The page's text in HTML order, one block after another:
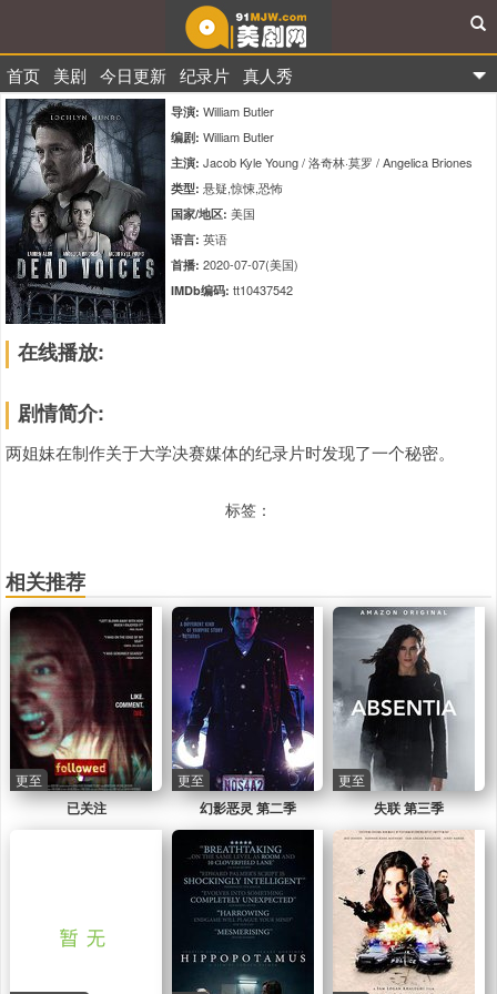
91美剧网
首页 美剧 今日更新 纪录片 真人秀
导演: William Butler
编剧: William Butler
主演: Jacob Kyle Young / 洛奇林·莫罗 / Angelica Briones
类型: 悬疑,惊悚,恐怖
国家/地区: 美国
语言: 英语
首播: 2020-07-07(美国)
IMDb编码: tt10437542
在线播放:
剧情简介:
两姐妹在制作关于大学决赛媒体的纪录片时发现了一个秘密。
标签：
相关推荐
已关注
更至
幻影恶灵 第二季
更至
失联 第三季
更至